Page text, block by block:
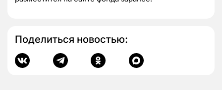
Поделиться новостью: